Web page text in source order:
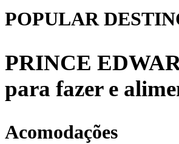
POPULAR
PRINCE
para fazer e
Acomodações